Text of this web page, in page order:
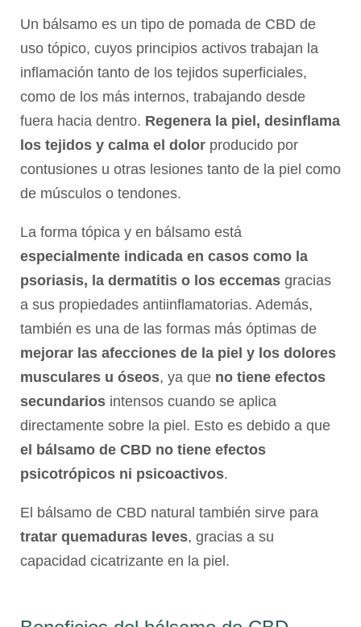
Un bálsamo es un tipo de pomada de CBD de
uso tópico, cuyos principios activos trabajan la
inflamación tanto de los tejidos superficiales,
como de los más internos, trabajando desde
fuera hacia dentro. Regenera la piel, desinflama
los tejidos y calma el dolor producido por
contusiones u otras lesiones tanto de la piel como
de músculos o tendones.
La forma tópica y en bálsamo está
especialmente indicada en casos como la
psoriasis, la dermatitis o los eccemas gracias
a sus propiedades antiinflamatorias. Además,
también es una de las formas más óptimas de
mejorar las afecciones de la piel y los dolores
musculares u óseos, ya que no tiene efectos
secundarios intensos cuando se aplica
directamente sobre la piel. Esto es debido a que
el bálsamo de CBD no tiene efectos
psicotrópicos ni psicoactivos.
El bálsamo de CBD natural también sirve para
tratar quemaduras leves, gracias a su
capacidad cicatrizante en la piel.